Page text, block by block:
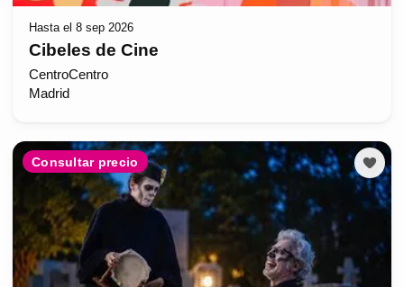
Hasta el 8 sep 2026
Cibeles de Cine
CentroCentro
Madrid
Consultar precio